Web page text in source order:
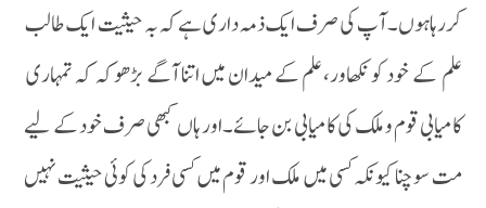
کررہاہوں۔ آپ کی صرف ایک ذمہ داری ہے کہ بہ حیثیت ایک طالب
علم کے خود کو نکھاور، علم کے میدان میں اتنا آگے بڑھو کہ کہ تمہاری
کامیابی قوم و ملک کی کامیابی بن جائے ۔اور ہاں کبھی صرف خود کے لیے
مت سوچنا کیونکہ کسی میں ملک اور قوم میں کسی فرد کی کوئی حیثیت نہیں